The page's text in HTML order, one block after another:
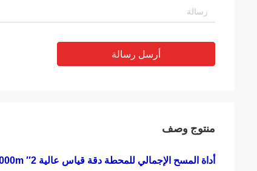
أرسل رسالة
منتوج وصف
أداة المسح الإجمالي للمحطة دقة قياس عالية 2′′ 5000m نظارة واحدة